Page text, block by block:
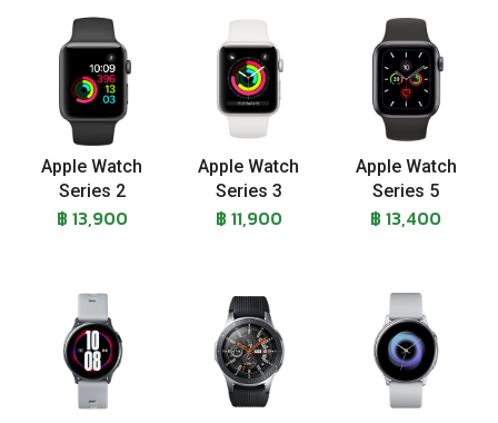
Apple Watch
Series 2
฿ 13,900
Apple Watch
Series 3
฿ 11,900
Apple Watch
Series 5
฿ 13,400